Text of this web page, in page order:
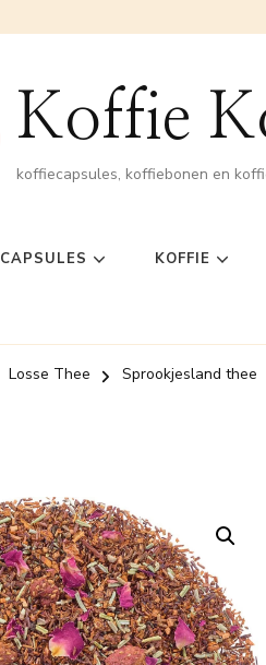
Koffie
koffiecapsules, koffiebonen en
CAPSULES KOFFIE
Losse Thee Sprookjesland thee